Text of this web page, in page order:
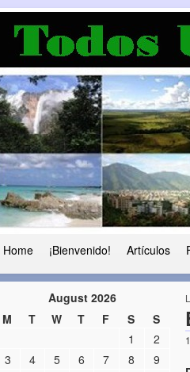
Luchando por
Fuera el chavismo, la peor peste
Home ¡Bienvenido! Artículos
August 2026
M
T W T F S
S
1
2
3
4 5 6 7 8
9